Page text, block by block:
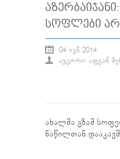
ᲡᲝᲤᲚᲔᲑᲘ
04 ᲘᲕᲜ 2014
ᲐᲕᲢᲝᲠᲘ: ᲐᲤᲒᲐᲜ
ახალმა გზამ
ნაწილთან